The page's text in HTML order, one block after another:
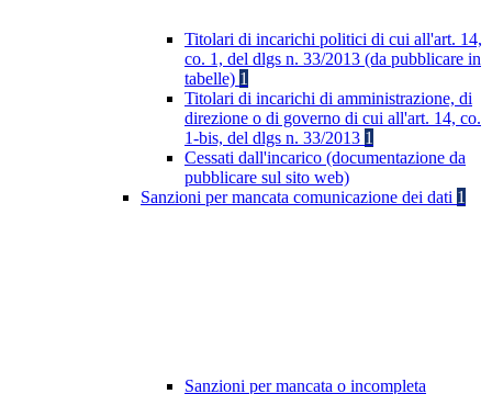
Titolari di incarichi politici di cui all'art. 14,
co. 1, del dlgs n. 33/2013 (da pubblicare in
tabelle) 1
Titolari di incarichi di amministrazione, di
direzione o di governo di cui all'art. 14, co.
1-bis, del dlgs n. 33/2013 1
Cessati dall'incarico (documentazione da
pubblicare sul sito web)
Sanzioni per mancata comunicazione dei dati 1
Sanzioni per mancata o incompleta